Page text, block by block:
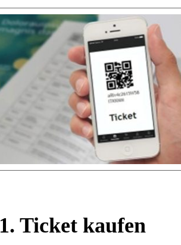
1. Ticket kaufen